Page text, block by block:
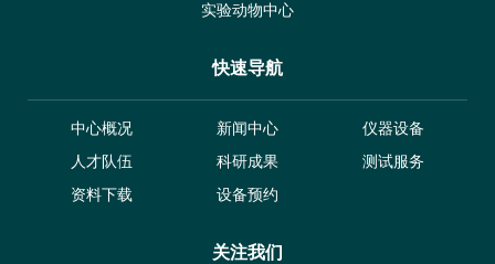
实验动物中心
快速导航
中心概况 新闻中心
仪器设备
人才队伍
科研成果
测试服务
资料下载
设备预约
关注我们